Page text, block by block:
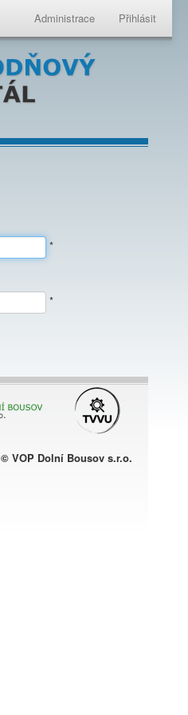
Administrace Přihlásit
*
*
© VOP Dolní Bousov s.r.o.